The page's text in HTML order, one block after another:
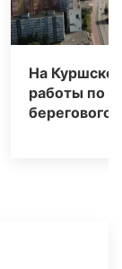
На
работы по
берегового